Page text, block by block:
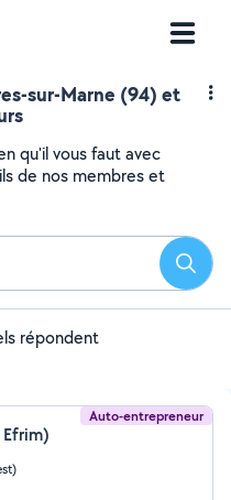
sur-Marne (94) et
qu'il vous faut avec
de nos membres et
répondent
Auto-entrepreneur